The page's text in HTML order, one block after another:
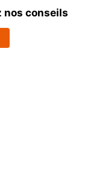
nos conseils